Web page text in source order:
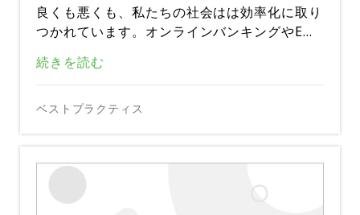
生しても無知の状態から始まらないようにする
ことです。デジタルの世界では、秒単位の時間
や対応手順について学習することはできませ
ん。今こそ行動の時です。そのため、デジタル
の準備が非常に重要です。
ます。
抑制されたアラート、過去のインシデント、通
信チャネルなど、サービスに関する関連情報を
サービスダッシュボードは、運用メトリックと
KPIを分析して、組織間の調整を行い、より良
いビジネス成果を実現します。
サービスの依存関係（アーリーアクセス可能）
は、ユーザーがPagerDutyのサービス間の関
係を理解し、問題をより迅速に特定、トリアー
レーションするのに役立ちます。
可視性コンソール（アーリーアクセス可能）
は、サービスパフォーマンスのリアルタイムの
フィルタリングとカスタマイズ可能なレイアウ
トが含まれるようになりました。このツール
インテリジェントな対応と自動化
チームがまだハンドブックを調べて問題への対
良くも悪くも、私たちの社会はは効率化に取り
つかれています。オンラインバンキングやEコ
まで、私たちの生活の隅々にその痕跡がありま
す。しかし、私たちは個人生活のほぼすべての
面で自動化を使用しているにもかかわらず、P
た共同研究では、90%の企業が問題解決のため
の自動化をほとんど、あるいは全く行っていな
いことがわかりました。なぜでしょうか。私た
ちは簡単なことをより簡単にするため、私たち
頑張らずに賢く働く
社内では「技術の達人」と呼ばれているにもか
かわらず、仕事を終わらせるために面倒な手動
くことでしょう。
多くのITチームは、時間やリソースを最大限
の対応方法を決定するためにハンドブックに目
を通したり、過去のインシデントを手作業で調
2020年春に発表された最新の機能強化では、
インテリジェント対応と自動化に3つの方法で
続きを読む
ベストプラクティス